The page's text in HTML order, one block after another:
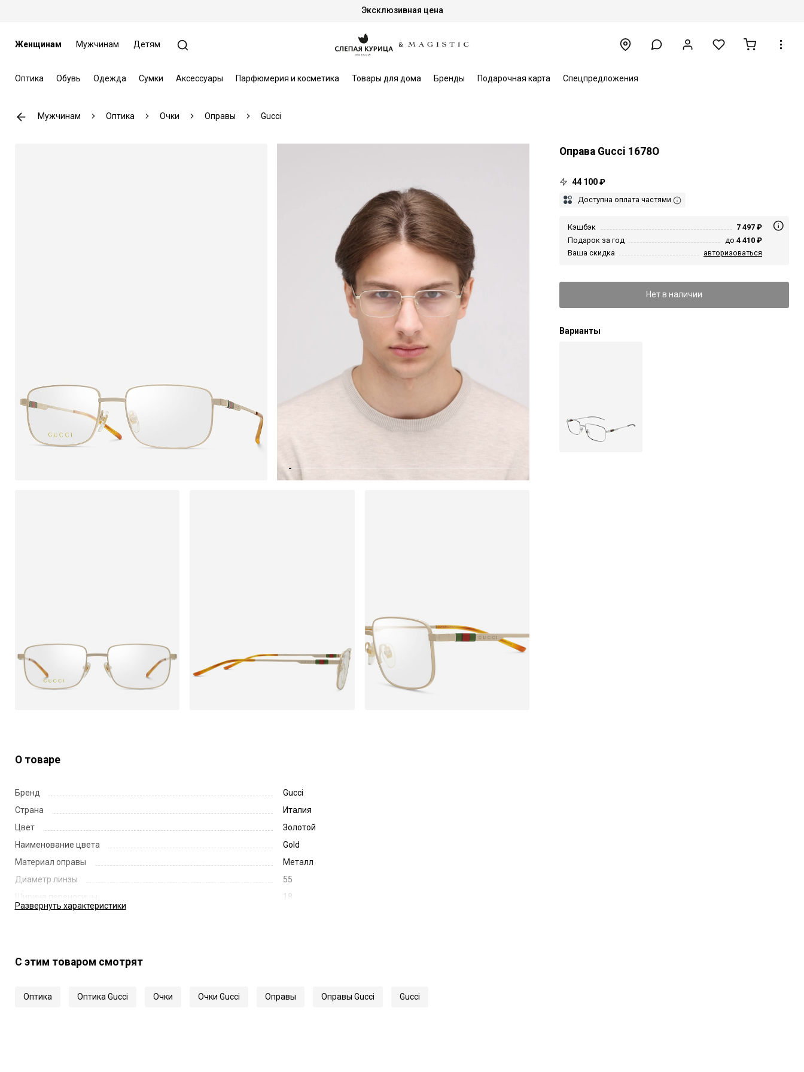
Эксклюзивная цена
Женщинам Мужчинам Детям
Оптика Обувь Одежда Сумки Аксессуары Парфюмерия и косметика Товары для дома Бренды Подарочная карта Спецпредложения
Мужчинам Оптика Очки Оправы Gucci
Оправа Gucci 1678O
44 100 ₽
Доступна оплата частями
Кэшбэк
7 497 ₽
Подарок за год
до 4 410 ₽
Ваша скидка
авторизоваться
Нет в наличии
Варианты
О товаре
Бренд
Gucci
Страна
Италия
Цвет
Золотой
Наименование цвета
Gold
Материал оправы
Металл
Диаметр линзы
55
Ширина переносицы
18
Развернуть характеристики
С этим товаром смотрят
Оптика Оптика Gucci Очки Очки Gucci Оправы Оправы Gucci Gucci